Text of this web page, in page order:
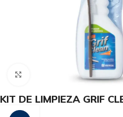
Haga Click para agrandar
KIT DE LIMPIEZA GRIF